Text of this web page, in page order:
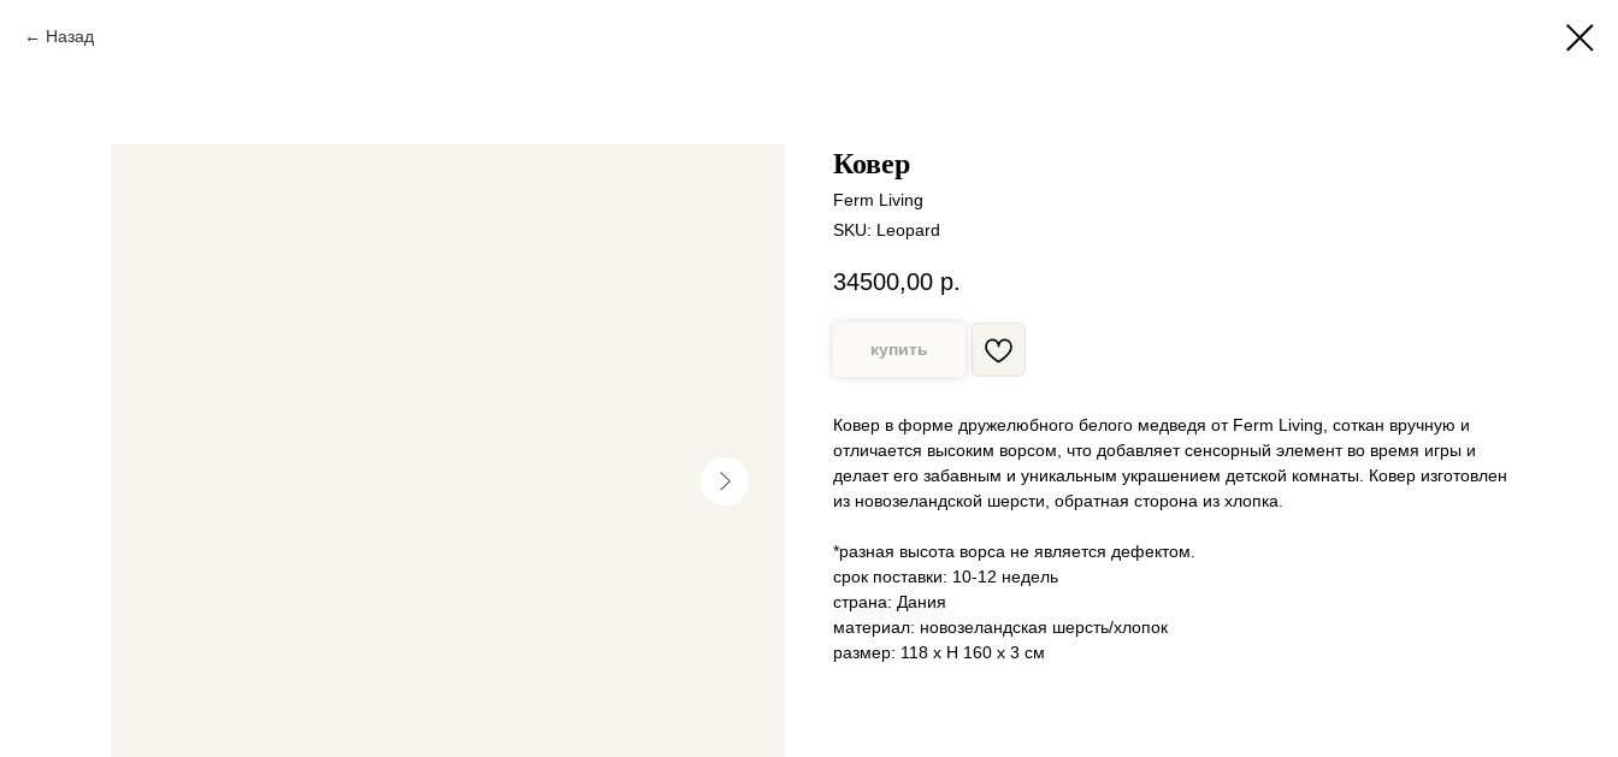
Назад
Ковер
Ferm Living
SKU: Leopard
34500,00 р.
купить
Ковер в форме дружелюбного белого медведя от Ferm Living, соткан вручную и
отличается высоким ворсом, что добавляет сенсорный элемент во время игры и
делает его забавным и уникальным украшением детской комнаты. Ковер изготовлен
из новозеландской шерсти, обратная сторона из хлопка.
*разная высота ворса не является дефектом.
срок поставки: 10-12 недель
страна: Дания
материал: новозеландская шерсть/хлопок
размер: 118 x H 160 x 3 см